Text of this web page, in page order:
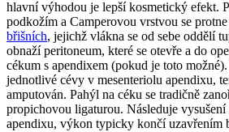
hlavní výhodou je lepší kosmetický efekt.
podkožím a Camperovou vrstvou se
břišních, jejichž vlákna se od sebe oddělí
obnaží peritoneum, které se otevře a do
cékum s apendixem (pokud je toto
jednotlivé cévy v mesenteriolu apendixu,
amputován. Pahýl na céku se tradičně
propichovou ligaturou. Následuje vysušení
apendixu, výkon typicky končí uzavřením